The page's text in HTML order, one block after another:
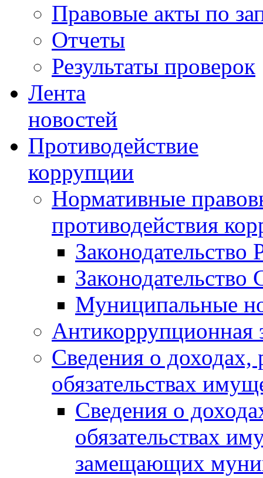
Правовые акты по
Отчеты
Результаты проверок
Лента
новостей
Противодействие
коррупции
Нормативные
противодействия
Законодательство
Муниципальные
Антикоррупционная
Сведения о доходах,
обязательствах
Сведения о
обязательствах
замещающих